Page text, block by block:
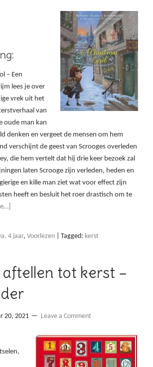
– Een
lees je over
vrek uit het
van
oude man kan
denken en vergeet de mensen om hem
verschijnt de geest van Scrooges overleden
die hem vertelt dat hij drie keer bezoek zal
laten Scrooge zijn verleden, heden en
en kille man ziet wat voor effect zijn
heeft en besluit het roer drastisch om te
4 jaar, Voorlezen Tagged: kerst
tot kerst –
20, 2021 Leave a Comment